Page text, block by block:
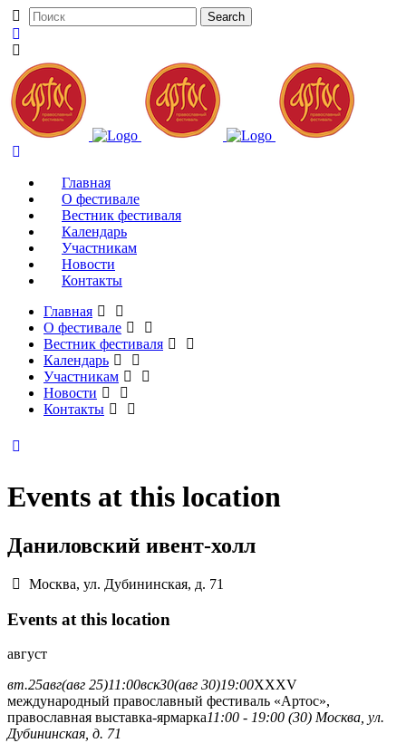
Главная
О фестивале
Вестник фестиваля
Календарь
Участникам
Новости
Контакты
Главная
О фестивале
Вестник фестиваля
Календарь
Участникам
Новости
Контакты
Events at this location
Даниловский ивент-холл
Москва, ул. Дубининская, д. 71
Events at this location
август
вт.25авг(авг 25)11:00вск30(авг 30)19:00XXXV
международный православный фестиваль «Артос»,
православная выставка-ярмарка11:00 - 19:00 (30) Москва, ул.
Дубининская, д. 71